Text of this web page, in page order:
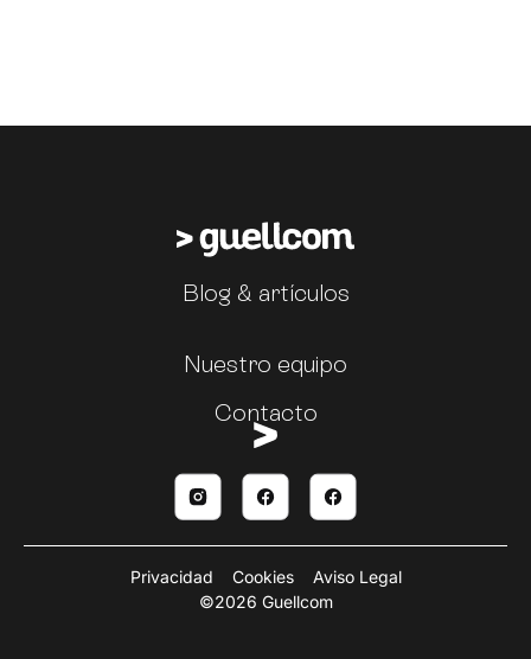
Blog & artículos
Nuestro equipo
Contacto
©2026 Guellcom
Privacidad Cookies Aviso Legal